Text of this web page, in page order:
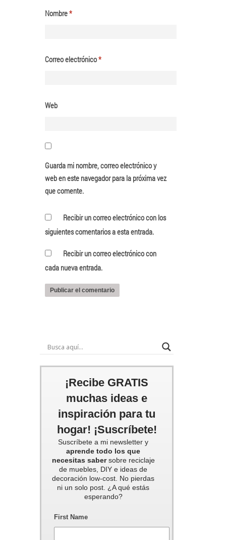
Nombre*
Correo electrónico*
Web
Guarda mi nombre, correo electrónico y
web en este navegador para la próxima vez
que comente.
Recibir un correo electrónico con los
siguientes comentarios a esta entrada.
Recibir un correo electrónico con
cada nueva entrada.
¡Recibe GRATIS
muchas ideas e
inspiración para tu
hogar! ¡Suscríbete!
Suscríbete a mi newsletter y
aprende todo los que
necesitas sabersobre reciclaje
de muebles, DIY e ideas de
decoración low-cost. No pierdas
ni un solo post. ¿A qué estás
esperando?
First Name